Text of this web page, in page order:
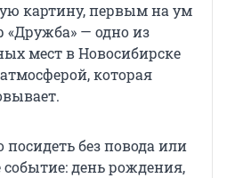
картину, первым на ум
«Дружба» — одно из
мест в Новосибирске
которая
без повода или
день рождения,